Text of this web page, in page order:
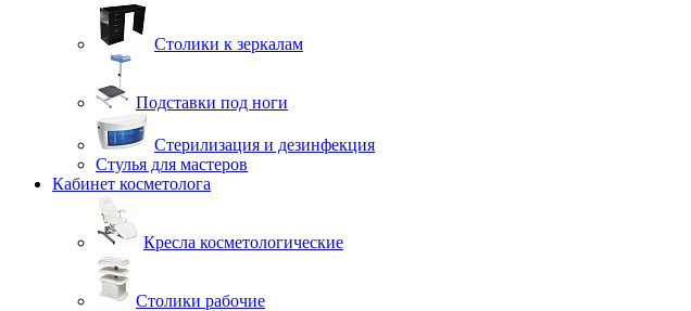
Столики к зеркалам
Подставки под ноги
Стерилизация и дезинфекция
Стулья для мастеров
Кабинет косметолога
Кресла косметологические
Столики рабочие